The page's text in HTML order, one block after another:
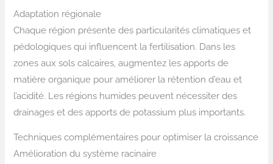
Adaptation régionale
Chaque région présente des particularités climatiques et
pédologiques qui influencent la fertilisation. Dans les
zones aux sols calcaires, augmentez les apports de
matière organique pour améliorer la rétention d’eau et
l’acidité. Les régions humides peuvent nécessiter des
drainages et des apports de potassium plus importants.
Techniques complémentaires pour optimiser la croissance
Amélioration du système racinaire